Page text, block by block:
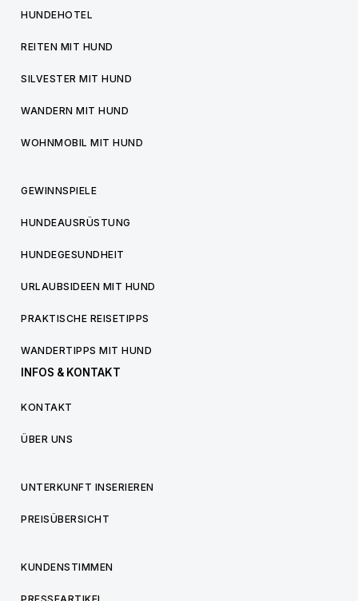
HUNDEHOTEL
REITEN MIT HUND
SILVESTER MIT HUND
WANDERN MIT HUND
WOHNMOBIL MIT HUND
GEWINNSPIELE
HUNDEAUSRÜSTUNG
HUNDEGESUNDHEIT
URLAUBSIDEEN MIT HUND
PRAKTISCHE REISETIPPS
WANDERTIPPS MIT HUND
INFOS & KONTAKT
KONTAKT
ÜBER UNS
UNTERKUNFT INSERIEREN
PREISÜBERSICHT
KUNDENSTIMMEN